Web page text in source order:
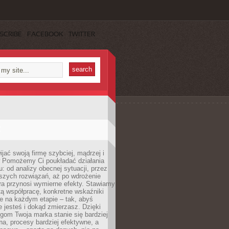
FACEBOOK TWITTER
swoją firmę szybciej, mądrzej i
Ci poukładać działania
od analizy obecnej sytuacji, przez
rozwiązań, aż po wdrożenie
przynosi wymierne efekty. Stawiamy
współpracę, konkretne wskaźniki
na każdym etapie – tak, abyś
jesteś i dokąd zmierzasz. Dzięki
Twoja marka stanie się bardziej
procesy bardziej efektywne, a